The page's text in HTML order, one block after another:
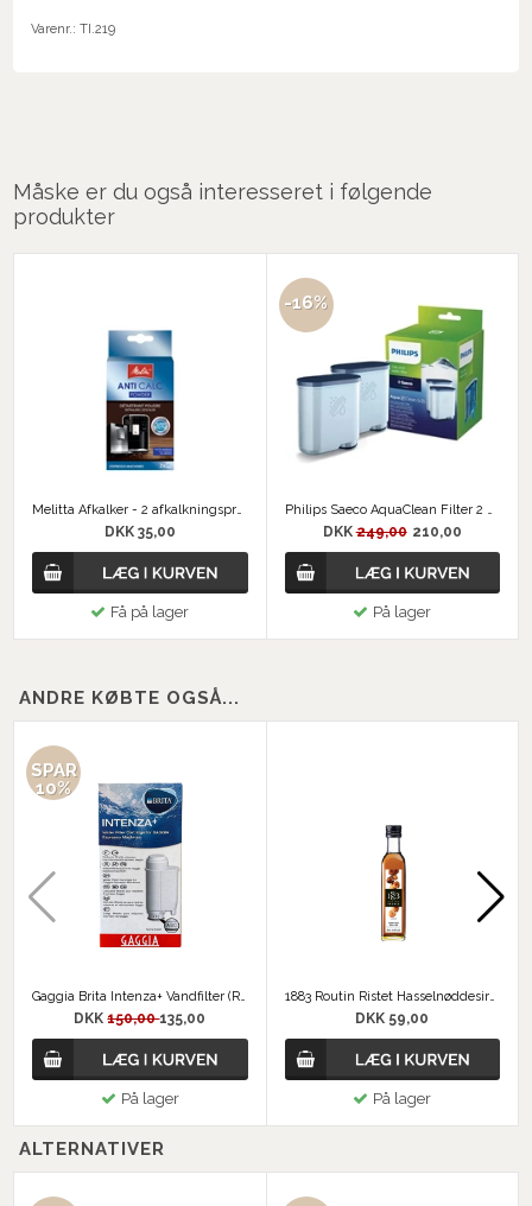
Varenr.:TI.219
Måske er du også interesseret i følgende
produkter
Melitta Afkalker - 2 afkalkningsprocedurer
DKK 35,00
Få på lager
-16%
Philips Saeco AquaClean Filter 2 Pack
DKK249,00 210,00
På lager
ANDRE KØBTE OGSÅ...
SPAR
10%
Gaggia Brita Intenza+ Vandfilter (RI9113)
DKK150,00135,00
På lager
1883 Routin Ristet Hasselnøddesirup 25 cl
DKK 59,00
På lager
ALTERNATIVER